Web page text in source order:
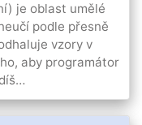
je oblast umělé
podle přesně
vzory v
aby programátor